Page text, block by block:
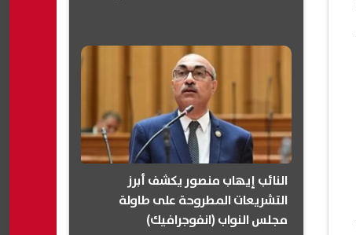
النائب إيهاب منصور يكشف أبرز
التشريعات المطروحة على طاولة
مجلس النواب (انفوجرافيك)